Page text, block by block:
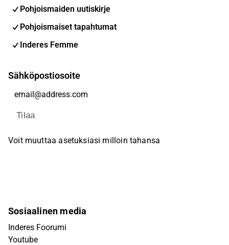
Pohjoismaiden uutiskirje
Pohjoismaiset tapahtumat
Inderes Femme
Sähköpostiosoite
Tilaa
Voit muuttaa asetuksiasi milloin tahansa
Sosiaalinen media
Inderes Foorumi
Youtube